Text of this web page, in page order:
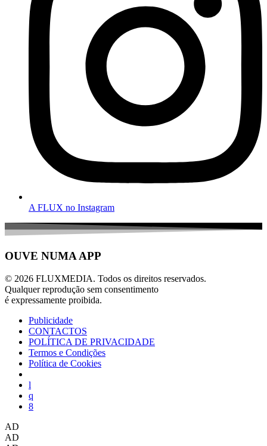
A FLUX no Instagram
OUVE NUMA APP
© 2026 FLUXMEDIA. Todos os direitos reservados.
Qualquer reprodução sem consentimento
é expressamente proibida.
Publicidade
CONTACTOS
POLÍTICA DE PRIVACIDADE
Termos e Condições
Política de Cookies
AD
AD